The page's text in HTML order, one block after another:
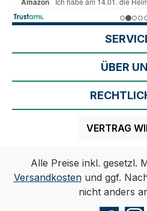
ÜBER
VERTRAG
Alle Preise inkl. gesetzl.
Versandkostenund ggf.
nicht anders